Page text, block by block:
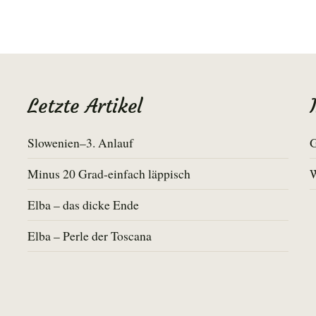
Letzte Artikel
Slowenien–3. Anlauf
Minus 20 Grad-einfach läppisch
Elba – das dicke Ende
Elba – Perle der Toscana